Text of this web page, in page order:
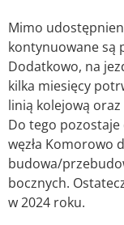
Mimo
kontynuowane są
Dodatkowo, na
kilka miesięcy
linią kolejową
Do tego pozostaje
węzła Komorowo
budowa/
bocznych.
w 2024 roku.